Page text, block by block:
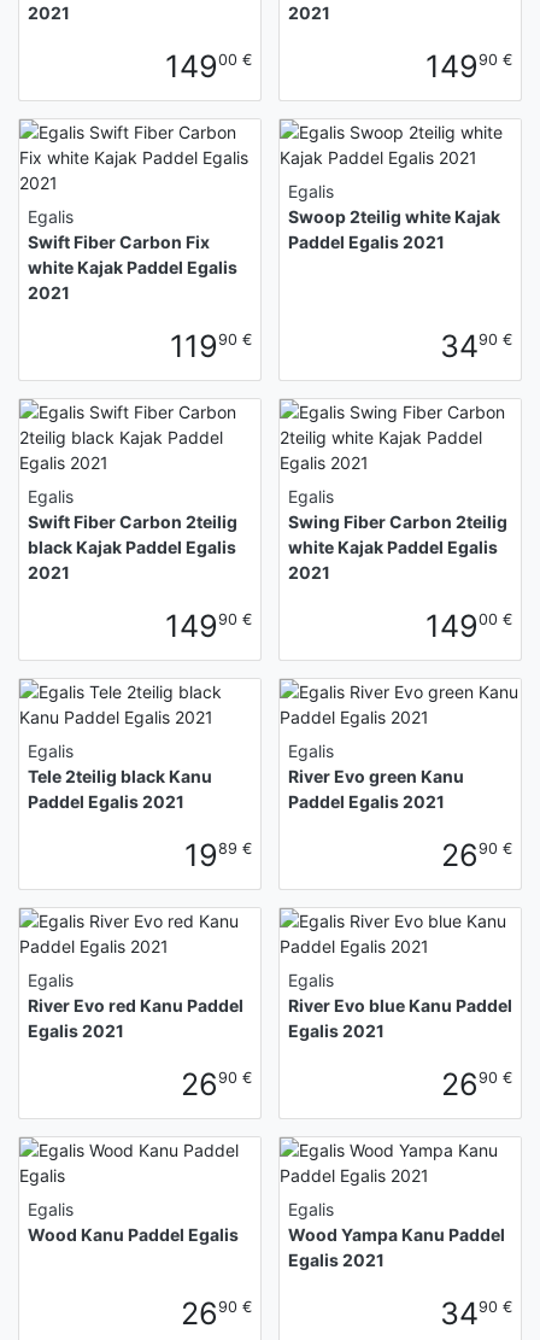
2021
14900 €
2021
14990 €
Egalis
Swift Fiber Carbon Fix
white Kajak Paddel Egalis
2021
11990 €
Egalis
Swoop 2teilig white Kajak
Paddel Egalis 2021
3490 €
Egalis
Swift Fiber Carbon 2teilig
black Kajak Paddel Egalis
2021
14990 €
Egalis
Swing Fiber Carbon 2teilig
white Kajak Paddel Egalis
2021
14900 €
Egalis
Tele 2teilig black Kanu
Paddel Egalis 2021
1989 €
Egalis
River Evo green Kanu
Paddel Egalis 2021
2690 €
Egalis
River Evo red Kanu Paddel
Egalis 2021
2690 €
Egalis
River Evo blue Kanu Paddel
Egalis 2021
2690 €
Egalis
Wood Kanu Paddel Egalis
2690 €
Egalis
Wood Yampa Kanu Paddel
Egalis 2021
3490 €